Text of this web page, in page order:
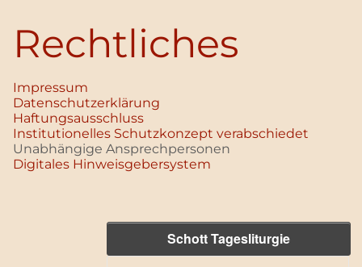
Rechtliches
Impressum
Datenschutz­erklärung
Haftungsausschluss
Institutionelles Schutzkonzept verabschiedet
Unabhängige Ansprechpersonen
Digitales Hinweisgebersystem
Schott Tagesliturgie